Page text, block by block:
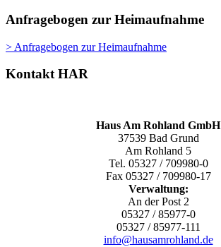
Anfragebogen zur Heimaufnahme
> Anfragebogen zur Heimaufnahme
Kontakt HAR
Haus Am Rohland GmbH
37539 Bad Grund
Am Rohland 5
Tel. 05327 / 709980-0
Fax 05327 / 709980-17
Verwaltung:
An der Post 2
05327 / 85977-0
05327 / 85977-111
info@hausamrohland.de